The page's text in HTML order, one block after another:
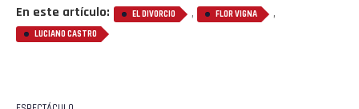
En este artículo: EL DIVORCIO , FLOR VIGNA ,
LUCIANO CASTRO